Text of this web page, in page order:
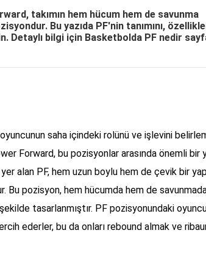
takımın hem hücum hem de savunma
Bu yazıda PF'nin tanımını,
Detaylı bilgi için Basketbolda PF nedir
saha içindeki rolünü ve işlevini
Forward, bu pozisyonlar arasında önemli bir
alan PF, hem uzun boylu hem de çevik bir
Bu pozisyon, hem hücumda hem de
tasarlanmıştır. PF pozisyonundaki
ederler, bu da onları rebound almak ve